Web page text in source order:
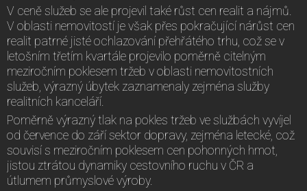
V ceně služeb se ale projevil také růst cen realit a nájmů.
V oblasti nemovitostí je však přes pokračující nárůst cen
realit patrné jisté ochlazování přehřátého trhu, což se v
letošním třetím kvartále projevilo poměrně citelným
meziročním poklesem tržeb v oblasti nemovitostních
služeb, výrazný úbytek zaznamenaly zejména služby
realitních kanceláří.
Poměrně výrazný tlak na pokles tržeb ve službách vyvíjel
od července do září sektor dopravy, zejména letecké, což
souvisí s meziročním poklesem cen pohonných hmot,
jistou ztrátou dynamiky cestovního ruchu v ČR a
útlumem průmyslové výroby.